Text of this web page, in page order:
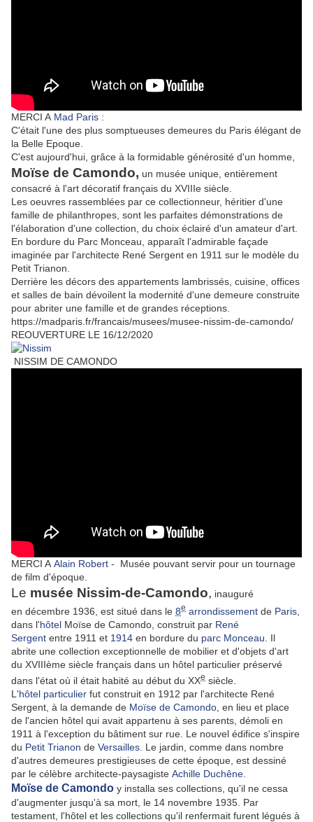
MERCI A Mad Paris :
C'était l'une des plus somptueuses demeures du Paris élégant de
la Belle Epoque.
C'est aujourd'hui, grâce à la formidable générosité d'un homme,
Moïse de Camondo, un musée unique, entièrement
consacré à l'art décoratif français du XVIIIe siècle.
Les oeuvres rassemblées par ce collectionneur, héritier d'une
famille de philanthropes, sont les parfaites démonstrations de
l'élaboration d'une collection, du choix éclairé d'un amateur d'art.
En bordure du Parc Monceau, apparaît l'admirable façade
imaginée par l'architecte René Sergent en 1911 sur le modèle du
Petit Trianon.
Derrière les décors des appartements lambrissés, cuisine, offices
et salles de bain dévoilent la modernité d'une demeure construite
pour abriter une famille et de grandes réceptions.
https://madparis.fr/francais/musees/musee-nissim-de-camondo/
REOUVERTURE LE 16/12/2020
NISSIM DE CAMONDO
MERCI A Alain Robert - Musée pouvant servir pour un tournage
de film d'époque.
Le musée Nissim-de-Camondo, inauguré
en décembre 1936 , est situé dans le 8e arrondissement de Paris
dans l'hôtel Moïse de Camondo, construit par René
Sergent entre 1911 et 1914 en bordure du parc Monceau . Il
abrite une collection exceptionnelle de mobilier et d'objets d'art
du XVIIIème siècle français dans un hôtel particulier préservé
dans l'état où il était habité au début du XXe siècle.
L'hôtel particulier fut construit en 1912 par l'architecte René
Sergent, à la demande de Moïse de Camondo , en lieu et place
de l'ancien hôtel qui avait appartenu à ses parents, démoli en
1911 à l'exception du bâtiment sur rue. Le nouvel édifice s'inspire
du Petit Trianon de Versailles . Le jardin, comme dans nombre
d'autres demeures prestigieuses de cette époque, est dessiné
par le célèbre architecte-paysagiste Achille Duchêne
Moïse de Camondo y installa ses collections, qu'il ne cessa
d'augmenter jusqu'à sa mort, le 14 novembre 1935. Par
testament, l'hôtel et les collections qu'il renfermait furent légués à